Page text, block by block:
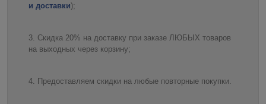
и доставки);
Скидка 20% на доставку при заказе ЛЮБЫХ товаров
на выходных через корзину;
Предоставляем скидки на любые повторные покупки.